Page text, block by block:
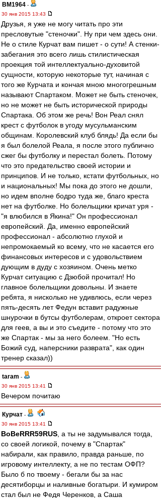
BM1964 -
30 янв 2015 13:43
Друзья, я уже не могу читать про эти
пресловутые "стеночки". Ну при чем здесь они.
Не о стиле Курчат вам пишет - о сути! А стенки-
забегания это всего лишь стилистическая
проекция той интеллектуально-духовитой
сущности, которую некоторые тут, начиная с
того же Курчата и кончая мною многогрешным
называют Спартаком. Может не быть стеночек,
но не может не быть исторической природы
Спартака. Об этом же речь! Вон Реал снял
крест с футболок в угоду мусульманским
общинам. Королевский клуб блядь! Да если бы
я был болелой Реала, я после этого публично
сжег бы футболку и перестал болеть. Потому
что это предательство своей истории и
принципов. И не только, кстати футбольных, но
и национальных! Мы пока до этого не дошли,
но идем вполне бодро туда же, благо креста
нет на футболке. Но болельщики кричат уря -
"я влюбился в Якина!" Он профессионал
европейский. Да, именно европейский
профессионал - абсолютно глухой и
непромокаемый ко всему, что не касается его
финансовых интересов и с удовольствием
дующим в дуду с хозяином. Очень метко
Курчат ситуацию с Дзюбой прочитал! Но
главное болельщики довольны. И знаете
ребята, я нисколько не удивлюсь, если через
пять-десять лет Федун вставит радужные
шнурочки в бутсы футболерам, откроет сектора
для геев, а вы и это съедите - потому что это
же Спартак - мы за него болеем. "Но есть
Божий суд, наперсники разврата", как один
тренер сказал))
taram -
30 янв 2015 13:41
Вечером почитаю
Курчат -
30 янв 2015 13:41
BoBeRRR59RUS , а ты не задумывался тогда,
со своей логикой, почему в "Спартак"
набирали, как правило, правда раньше, по
игровому интеллекту, а не по тестам ОФП?
Было б по твоему - бегали бы за нас
десятиборцы и наливные богатыри. И кумиром
стал был не Федя Черенков, а Саша